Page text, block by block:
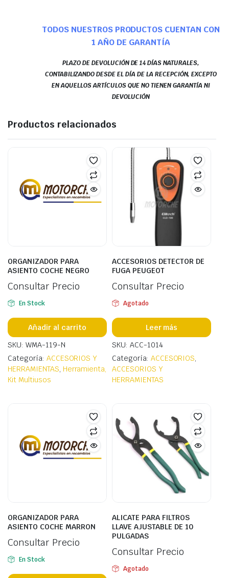
TODOS NUESTROS PRODUCTOS CUENTAN CON
1 AÑO DE GARANTÍA
PLAZO DE DEVOLUCIÓN DE 14 DÍAS NATURALES,
CONTABILIZANDO DESDE EL DÍA DE LA RECEPCIÓN, EXCEPTO
EN AQUELLOS ARTÍCULOS QUE NO TIENEN GARANTÍA NI
DEVOLUCIÓN
Productos relacionados
ORGANIZADOR PARA
ASIENTO COCHE NEGRO
Consultar Precio
En Stock
Añadir al carrito
SKU: WMA-119-N
Categoría: ACCESORIOS Y
HERRAMIENTAS, Herramienta,
Kit Multiusos
ACCESORIOS DETECTOR DE
FUGA PEUGEOT
Consultar Precio
Agotado
Leer más
SKU: ACC-1014
Categoría: ACCESORIOS,
ACCESORIOS Y
HERRAMIENTAS
ORGANIZADOR PARA
ASIENTO COCHE MARRON
Consultar Precio
En Stock
ALICATE PARA FILTROS
LLAVE AJUSTABLE DE 10
PULGADAS
Consultar Precio
Agotado